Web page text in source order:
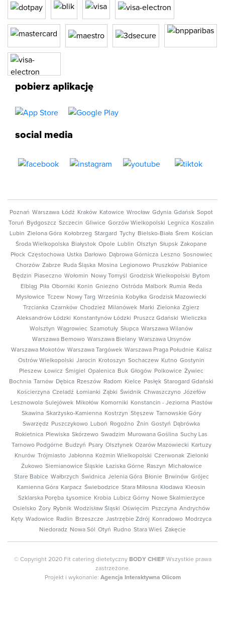
pobierz aplikację
social media
Poznań Warszawa Łódź Kraków Katowice Wrocław Gdynia Gdańsk Sopot
Toruń
Bydgoszcz Szczecin Gliwice Gorzów Wielkopolski Legnica Koszalin
Lubin Zielona Góra Kołobrzeg Stargard Tychy Bielsko-Biała Śrem
Kościan
Środa Wielkopolska Białystok Opole Lublin Olsztyn Słupsk Zakopane
Płock Częstochowa Ustka Darłowo Dąbrowa Górnicza Leszno Sosnowiec
Chorzów Zabrze Ruda Śląska Mosina Legionowo Pruszków
Pabianice
Będzin
Piaseczno Wołomin Nowy Tomyśl Grodzisk Wielkopolski
Bytom
Elbląg
Piła Oborniki Konin Gniezno Ostróda Malbork Rumia Reda
Mysłowice Tczew Nowy Targ Września Kobyłka Grodzisk Mazowiecki
Trzcianka Czarnków Chodzież Milanówek Marki Zielonka Zgierz
Aleksandrów Łódzki
Konstantynów Łódzki Pruszcz Gdański Wieliczka
Wolsztyn Wągrowiec Szamotuły Słupca Warszawa Wilanów
Warszawa Bemowo Warszawa Bielany Warszawa Ursynów
Warszawa Mokotów Warszawa Targówek Warszawa Praga Południe
Kalisz
Ostrów Wielkopolski Jarocin Krotoszyn Sochaczew Kutno Gostynin
Pleszew Łowicz Śmigiel Opalenica Buk Głogów Polkowice Żywiec
Bochnia Tarnów Dębica Rzeszów Radom Kielce Pasłęk Starogard Gdański
Kościerzyna Czeladź Łomianki Ząbki Świdnik Chwaszczyno Józefów
Lesznowola Sulejówek Mikołów Komorniki Konstancin - Jeziorna
Piastów
Skawina Skarżysko-Kamienna Kostrzyn Stęszew Tarnowskie Góry
Swarzędz
Puszczykowo Luboń Rogoźno Żnin Gostyń
Dąbrówka
Rokietnica Plewiska Skórzewo Swadzim Murowana Goślina Suchy Las
Tarnowo Podgórne
Budzyń Psary Olsztynek Ożarów Mazowiecki
Kartuzy
Knurów Trójmiasto Jabłonna Koźmin Wielkopolski Czerwonak Zielonki
Żukowo Siemianowice Śląskie Łaziska Górne Raszyn
Michałowice
Stare Babice Wałbrzych Świdnica Jelenia Góra Błonie Brwinów Grójec
Kamienna Góra Karpacz Świebodzice Stara Miłosna Kłodawa Kleosin
Szklarska Poręba Łysomice Krobia Lubicz Górny
Nowe Skalmierzyce
Osielsko Żory Rybnik Wodzisław Śląski Oświęcim Pszczyna Andrychów
Kęty Wadowice Radlin Brzeszcze Jastrzębie Zdrój Konradowo Modrzyca
Niedoradz
Nowa Sól Otyń Rudno Stara Wieś Zakęcie
© Copyright 2020 Fit catering dietetyczny BODY CHIEFWszystkie prawa
zastrzeżone.
Projekt i wykonanie: Agencja Interaktywna Olicom